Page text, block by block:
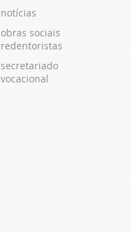
notícias
obras sociais
redentoristas
secretariado
vocacional